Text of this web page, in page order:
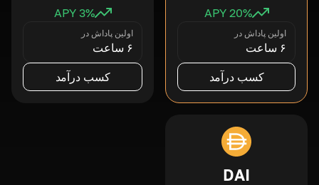
20% APY
اولین پاداش در
۶ ساعت
کسب درآمد
3% APY
اولین پاداش در
۶ ساعت
کسب درآمد
DAI